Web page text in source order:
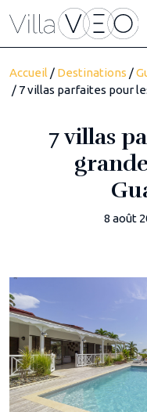
Accueil / Destinations /
/ 7 villas parfaites pour
7 villas
8 août